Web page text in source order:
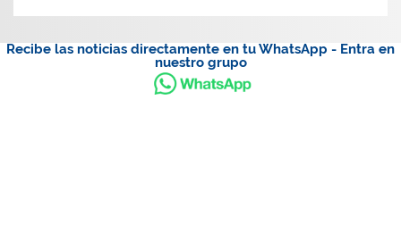
Recibe las noticias directamente en tu WhatsApp - Entra en
nuestro grupo